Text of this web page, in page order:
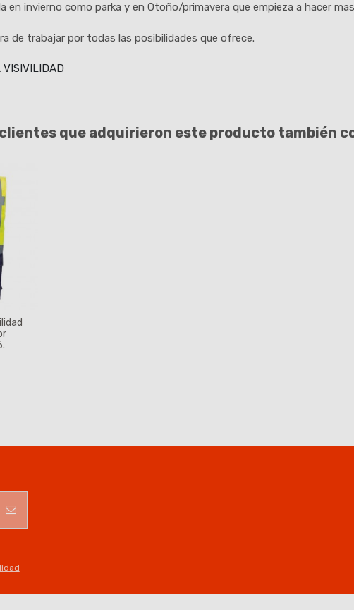
invierno como parka y en Otoño/primavera que empieza a hacer
de trabajar por todas las posibilidades que ofrece.
VISIVILIDAD
que adquirieron este producto también